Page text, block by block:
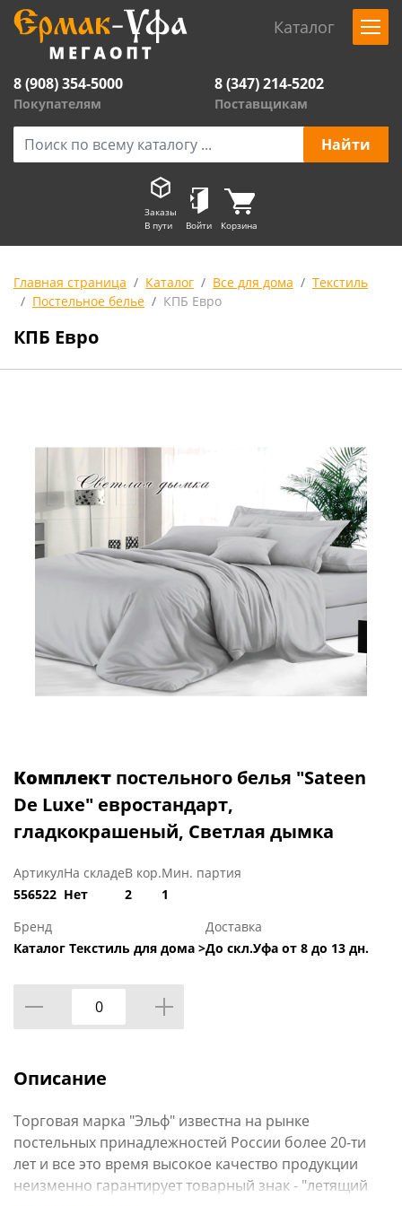
Каталог
8 (908) 354-5000
Покупателям
8 (347) 214-5202
Поставщикам
Заказы
В пути
Войти Корзина
Главная страница Каталог Все для дома
Текстиль
Постельное белье
КПБ Евро
КПБ Евро
Комплект постельного белья "Sateen
De Luxe" евростандарт,
гладкокрашеный, Светлая дымка
Артикул
556522
На складе
Нет
В кор.
2
Мин. партия
1
Бренд
Каталог Текстиль для дома >
Доставка
До скл.Уфа от 8 до 13 дн.
Описание
Торговая марка "Эльф" известна на рынке
постельных принадлежностей России более 20-ти
лет и все это время высокое качество продукции
неизменно гарантирует товарный знак - "летящий